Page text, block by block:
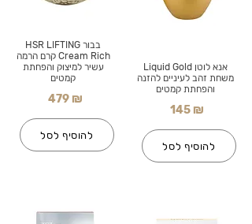
בבור HSR LIFTING
Cream Rich קרם הרמה
עשיר למיצוק והפחתת
קמטים
479 ₪
להוסיף לסל
אנא לוטן Liquid Gold
משחת זהב לעיניים להזנה
והפחתת קמטים
145 ₪
להוסיף לסל